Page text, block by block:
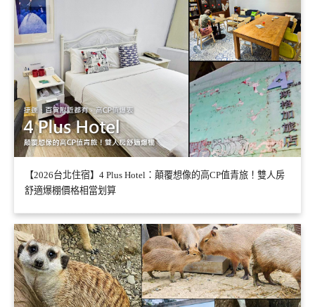
【2026台北住宿】4 Plus Hotel：顛覆想像的高CP值青旅！雙人房
舒適爆棚價格相當划算